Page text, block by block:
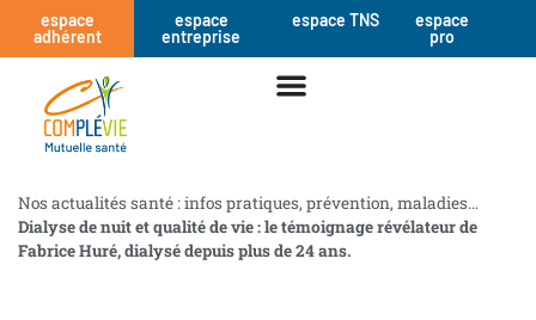
espace
adhérent
espace
entreprise
espace TNS
espace
pro
Nos actualités santé : infos pratiques, prévention, maladies…
Dialyse de nuit et qualité de vie : le témoignage révélateur de
Fabrice Huré, dialysé depuis plus de 24 ans.